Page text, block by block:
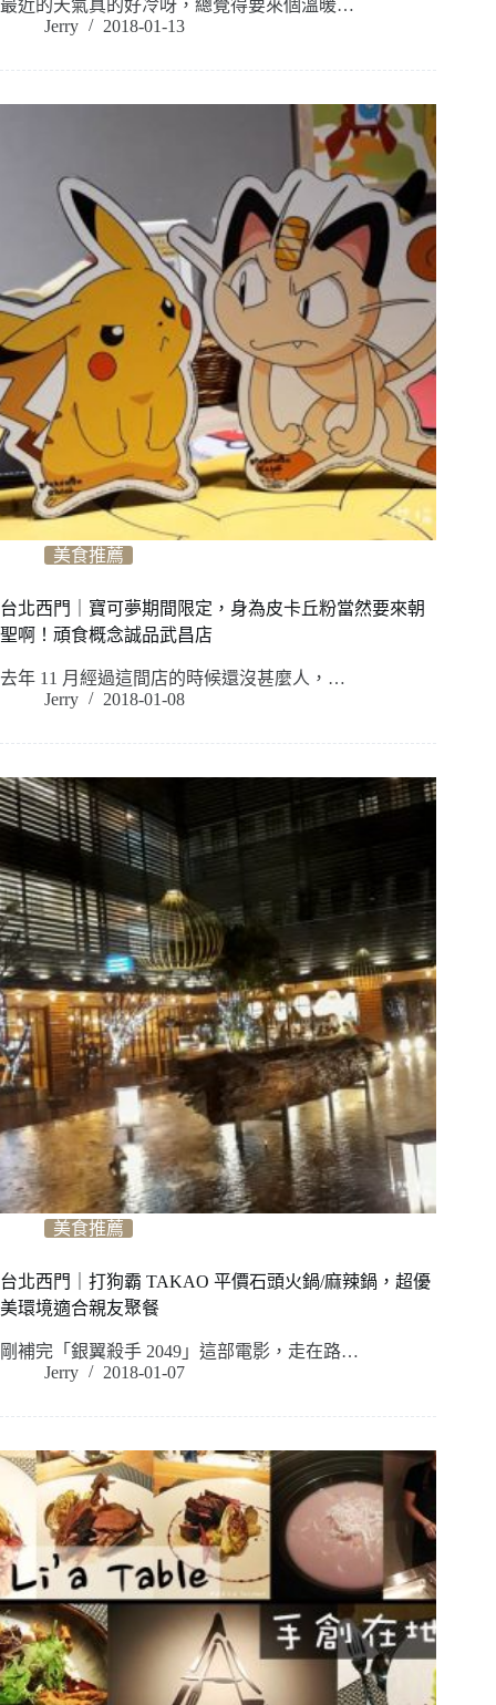
最近的天氣真的好冷呀，總覺得要來個溫暖…
Jerry
2018-01-13
美食推薦
台北西門｜寶可夢期間限定，身為皮卡丘粉當然要來朝
聖啊！頑食概念誠品武昌店
去年 11 月經過這間店的時候還沒甚麼人，…
Jerry
2018-01-08
美食推薦
台北西門｜打狗霸 TAKAO 平價石頭火鍋/麻辣鍋，超優
美環境適合親友聚餐
剛補完「銀翼殺手 2049」這部電影，走在路…
Jerry
2018-01-07